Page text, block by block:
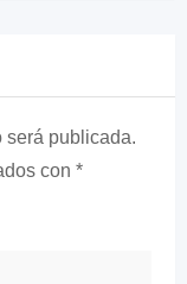
será publicada.
con *